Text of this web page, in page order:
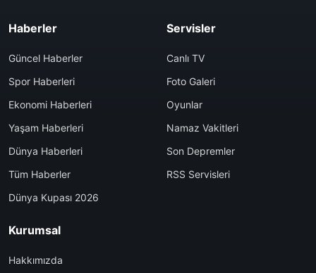
Haberler
Güncel Haberler
Spor Haberleri
Ekonomi Haberleri
Yaşam Haberleri
Dünya Haberleri
Tüm Haberler
Dünya Kupası 2026
Servisler
Canlı TV
Foto Galeri
Oyunlar
Namaz Vakitleri
Son Depremler
RSS Servisleri
Kurumsal
Hakkımızda